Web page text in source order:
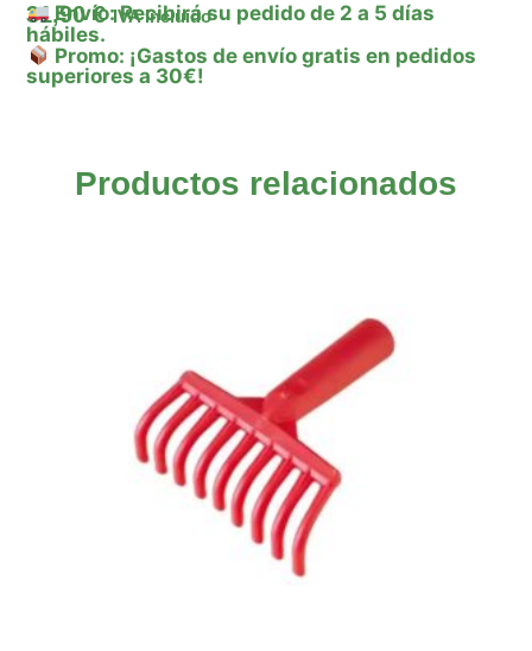
31,90€ IVA Incluido
Envío: Recibirá su pedido de 2 a 5 días
hábiles.
Promo: ¡Gastos de envío gratis en pedidos
superiores a 30€!
Productos relacionados